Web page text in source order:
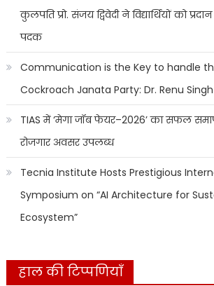
कुलपति प्रो. संजय द्विवेदी ने विद्यार्थियों को
पदक
Communication is the Key to handle
Cockroach Janata Party: Dr. Renu Singh
TIAS में ‘मेगा जॉब फेयर–2026’ का सफल
रोजगार अवसर उपलब्ध
Tecnia Institute Hosts Prestigious
Symposium on “AI Architecture for
Ecosystem”
हाल की टिप्पणियाँ